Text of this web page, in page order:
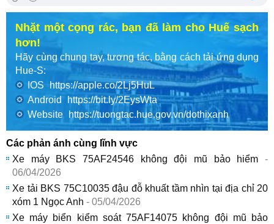
Nhặt một cọng rác, bạn đã làm cho Huế sạch
hơn!
Hãy cùng chung tay, tương tác, bằng cách tải ứng dụng
Hue-S:
IOS
https://apple.co/2Lj5HuL
Android
https://bit.ly/2EysWta
Website
https://tuongtac.hue.gov.vn/dothixanh
Các phản ánh cùng lĩnh vực
Xe máy BKS 75AF24546 không đội mũ bảo hiểm -
06/04/2026
Xe tải BKS 75C10035 đậu đỗ khuất tầm nhìn tại địa chỉ 20
xóm 1 Ngọc Anh - 05/04/2026
Xe máy biển kiểm soát 75AF14075 không đội mũ bảo